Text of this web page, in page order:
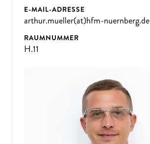
E-MAIL-ADRESSE
arthur.mueller(at)hfm-nuernberg.de
RAUMNUMMER
H.11